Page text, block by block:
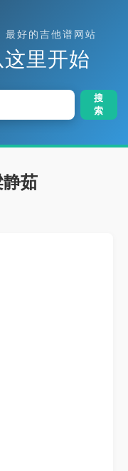
好的吉他谱网站
里开始
搜
索
茹